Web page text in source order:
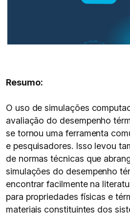
Resumo:
O uso de simulações
avaliação do desempenho
se tornou uma ferramenta
e pesquisadores. Isso levou
de normas técnicas que
simulações do desempenho
encontrar facilmente na
para propriedades físicas e
materiais constituintes dos